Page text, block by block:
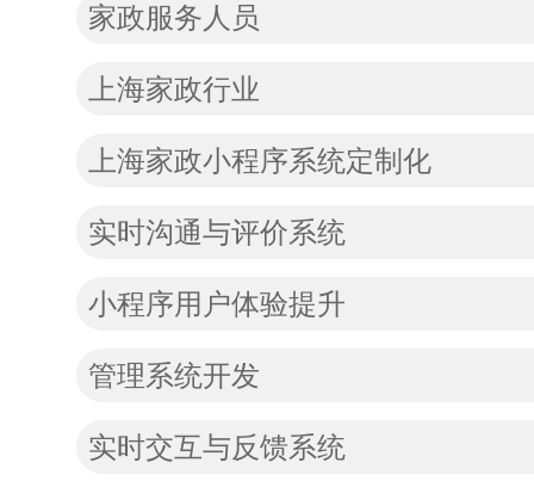
家政服务人员
上海家政行业
上海家政小程序系统定制化
实时沟通与评价系统
小程序用户体验提升
管理系统开发
实时交互与反馈系统